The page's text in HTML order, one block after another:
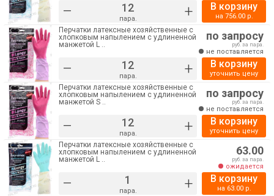
– пара. + В корзину
на 756.00р.
Перчатки латексные хозяйственные с
хлопковым напылением с удлиненной
манжетой L ..
– пара. +
по запросу
руб. за пара.
не поставляется
В корзину
уточнить цену
Перчатки латексные хозяйственные с
хлопковым напылением с удлиненной
манжетой S ..
– пара. +
по запросу
руб. за пара.
не поставляется
В корзину
уточнить цену
Перчатки латексные хозяйственные с
хлопковым напылением с удлиненной
манжетой L ..
– пара. +
63.00
руб. за пара.
ожидается
В корзину
на 63.00р.